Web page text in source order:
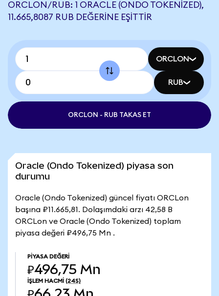
ORCLON/RUB: 1 ORACLE (ONDO TOKENIZED),
11.665,8087 RUB DEĞERINE EŞITTIR
ORCLON
RUB
ORCLON - RUB TAKAS ET
Oracle (Ondo Tokenized) piyasa son
durumu
Oracle (Ondo Tokenized) güncel fiyatı ORCLon
başına ₽11.665,81. Dolaşımdaki arzı 42,58 B
ORCLon ve Oracle (Ondo Tokenized) toplam
piyasa değeri ₽496,75 Mn .
PIYASA DEĞERI
₽496,75 Mn
İŞLEM HACMI (24S)